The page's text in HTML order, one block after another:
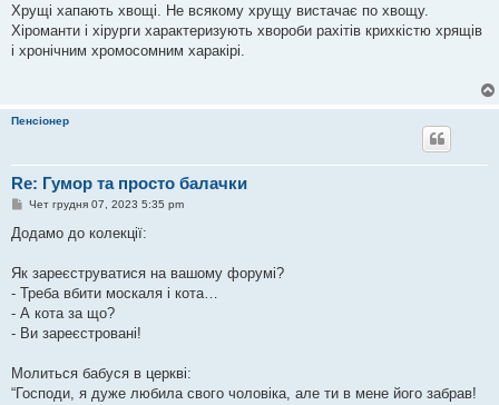
Хрущі хапають хвощі. Не всякому хрущу вистачає по хвощу.
Хіроманти і хірурги характеризують хвороби рахітів крихкістю хрящів
і хронічним хромосомним харакірі.
Пенсіонер
Re: Гумор та просто балачки
П
в
о
л
е
н
Чет грудня 07, 2023 5:35 pm
Додамо до колекції:
Як зареєструватися на вашому форумі?
- Треба вбити москаля і кота…
- А кота за що?
- Ви зареєстровані!
Молиться бабуся в церкві:
“Господи, я дуже любила свого чоловіка, але ти в мене його забрав!